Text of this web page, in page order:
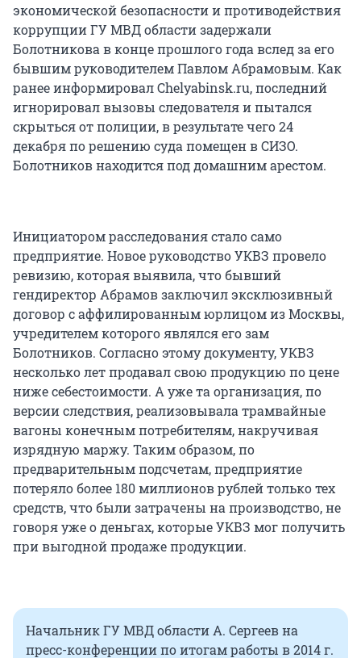
экономической безопасности и противодействия
коррупции ГУ МВД области задержали
Болотникова в конце прошлого года вслед за его
бывшим руководителем Павлом Абрамовым. Как
ранее информировал Chelyabinsk.ru, последний
игнорировал вызовы следователя и пытался
скрыться от полиции, в результате чего 24
декабря по решению суда помещен в СИЗО.
Болотников находится под домашним арестом.
Инициатором расследования стало само
предприятие. Новое руководство УКВЗ провело
ревизию, которая выявила, что бывший
гендиректор Абрамов заключил эксклюзивный
договор с аффилированным юрлицом из Москвы,
учредителем которого являлся его зам
Болотников. Согласно этому документу, УКВЗ
несколько лет продавал свою продукцию по цене
ниже себестоимости. А уже та организация, по
версии следствия, реализовывала трамвайные
вагоны конечным потребителям, накручивая
изрядную маржу. Таким образом, по
предварительным подсчетам, предприятие
потеряло более 180 миллионов рублей только тех
средств, что были затрачены на производство, не
говоря уже о деньгах, которые УКВЗ мог получить
при выгодной продаже продукции.
Начальник ГУ МВД области А. Сергеев на
пресс-конференции по итогам работы в 2014 г.